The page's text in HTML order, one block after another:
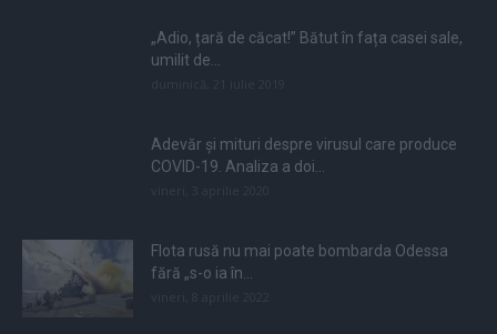
„Adio, țară de căcat!” Bătut în fața casei sale,
umilit de...
Adevăr și mituri despre virusul care produce
COVID-19. Analiza a doi...
Flota rusă nu mai poate bombarda Odessa
fără „s-o ia în...